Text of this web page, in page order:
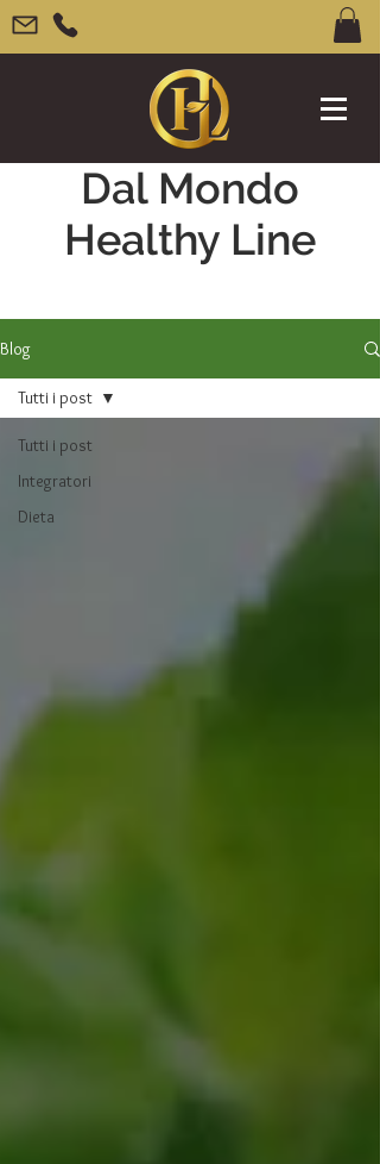
Dal Mondo
Healthy Line
Blog
Tutti i post
Integratori
Dieta
Tutti i post